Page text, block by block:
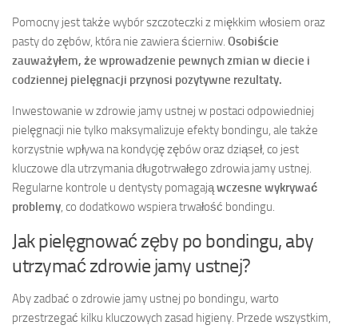
Pomocny jest także wybór szczoteczki z miękkim włosiem oraz
pasty do zębów, która nie zawiera ścierniw. Osobiście
zauważyłem, że wprowadzenie pewnych zmian w diecie i
codziennej pielęgnacji przynosi pozytywne rezultaty.
Inwestowanie w zdrowie jamy ustnej w postaci odpowiedniej
pielęgnacji nie tylko maksymalizuje efekty bondingu, ale także
korzystnie wpływa na kondycję zębów oraz dziąseł, co jest
kluczowe dla utrzymania długotrwałego zdrowia jamy ustnej.
Regularne kontrole u dentysty pomagająwczesne wykrywać
problemy, co dodatkowo wspiera trwałość bondingu.
Jak pielęgnować zęby po bondingu, aby
utrzymać zdrowie jamy ustnej?
Aby zadbać o zdrowie jamy ustnej po bondingu, warto
przestrzegać kilku kluczowych zasad higieny. Przede wszystkim,